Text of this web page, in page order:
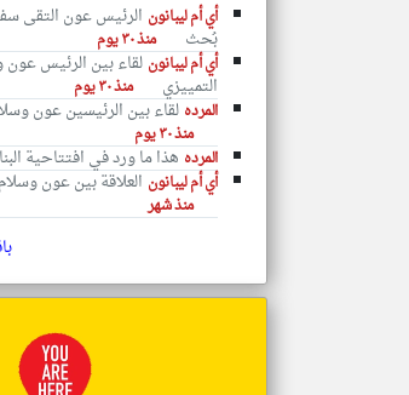
أي أم ليبانون الرئيس عون التقى
بُحث
منذ ٣٠ يوم
أي أم ليبانون لقاء بين الرئيس عون
التمييزي
منذ ٣٠ يوم
المرده لقاء بين الرئيسين عون
منذ ٣٠ يوم
المرده هذا ما ورد في افتتاحية
أي أم ليبانون العلاقة بين عون
منذ شهر